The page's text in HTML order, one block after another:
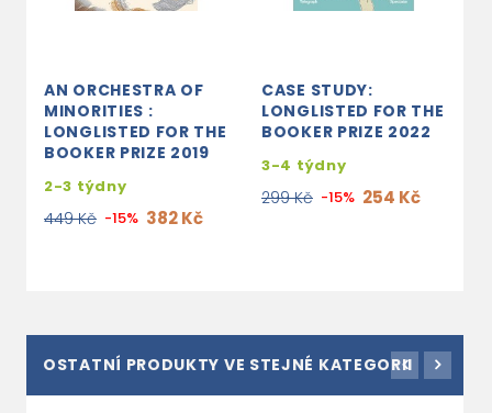
AN ORCHESTRA OF
MINORITIES :
LONGLISTED FOR THE
BOOKER PRIZE 2019
2-3 týdny
449 Kč -15% 382 Kč
CASE STUDY:
LONGLISTED FOR THE
BOOKER PRIZE 2022
3-4 týdny
299 Kč -15% 254 Kč
OSTATNÍ PRODUKTY VE STEJNÉ KATEGORII